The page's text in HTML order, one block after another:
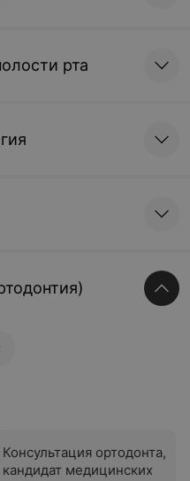
рта
Консультация ортодонта,
кандидат медицинских